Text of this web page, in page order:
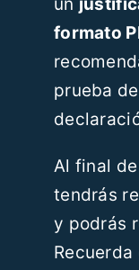
formato
prueba
Al final
tendrás
y podrás